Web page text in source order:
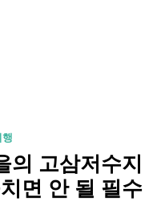
의 고삼저수지
면 안 될 필수